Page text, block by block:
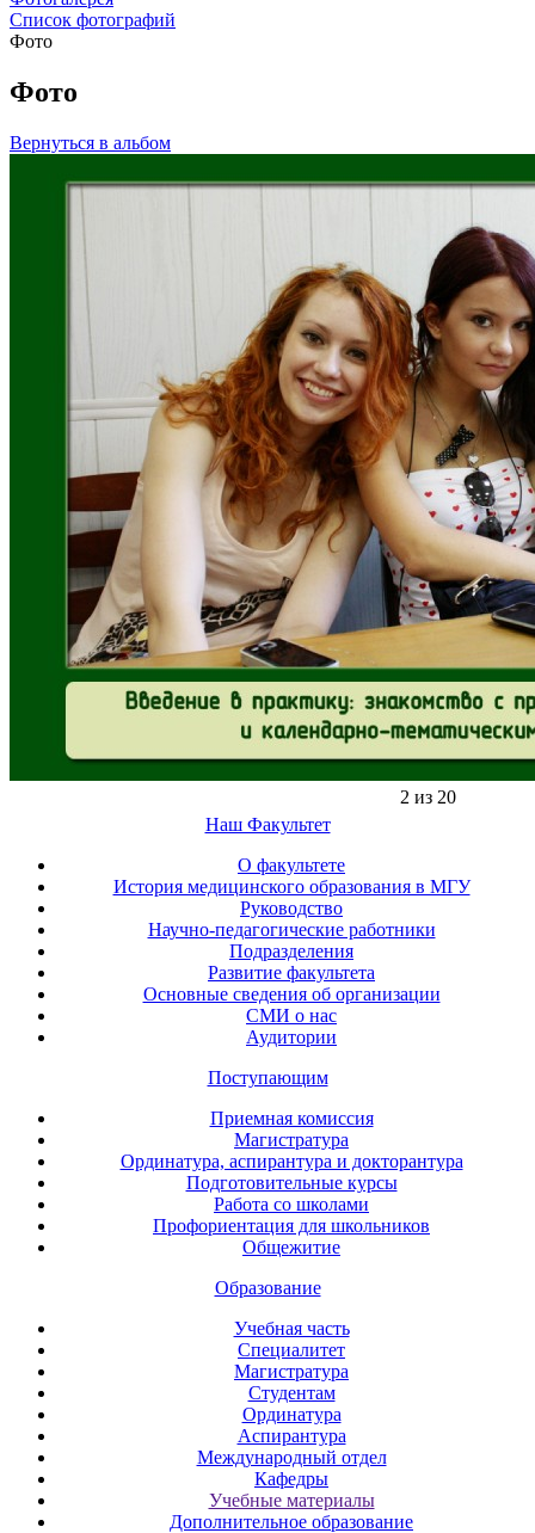
Список фотографий
Фото
Фото
Вернуться в альбом
2 из 20
Наш Факультет
О факультете
История медицинского образования в МГУ
Руководство
Научно-педагогические работники
Подразделения
Развитие факультета
Основные сведения об организации
СМИ о нас
Аудитории
Поступающим
Приемная комиссия
Магистратура
Ординатура, аспирантура и докторантура
Подготовительные курсы
Работа со школами
Профориентация для школьников
Общежитие
Образование
Учебная часть
Специалитет
Магистратура
Студентам
Ординатура
Аспирантура
Международный отдел
Кафедры
Учебные материалы
Дополнительное образование